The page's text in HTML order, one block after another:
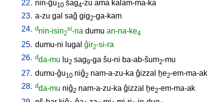
22. nin-ĝu10 šag4-zu ama kalam-ma-ka
23. a-zu gal saĝ gig2-ga-kam
24. dnin-isin2
si-na dumu an-na-ke4
25. dumu-ni lugal ĝir2-si-ra
26. dda-mu lu2 sag9-ga šu-ni ba-ab-šum2-mu
27. dumu-ĝu10 niĝ2 nam-a-zu-ka ĝizzal ḫe2-em-ma-ak
28. dda-mu niĝ2 nam-a-zu-ka ĝizzal ḫe2-em-ma-ak